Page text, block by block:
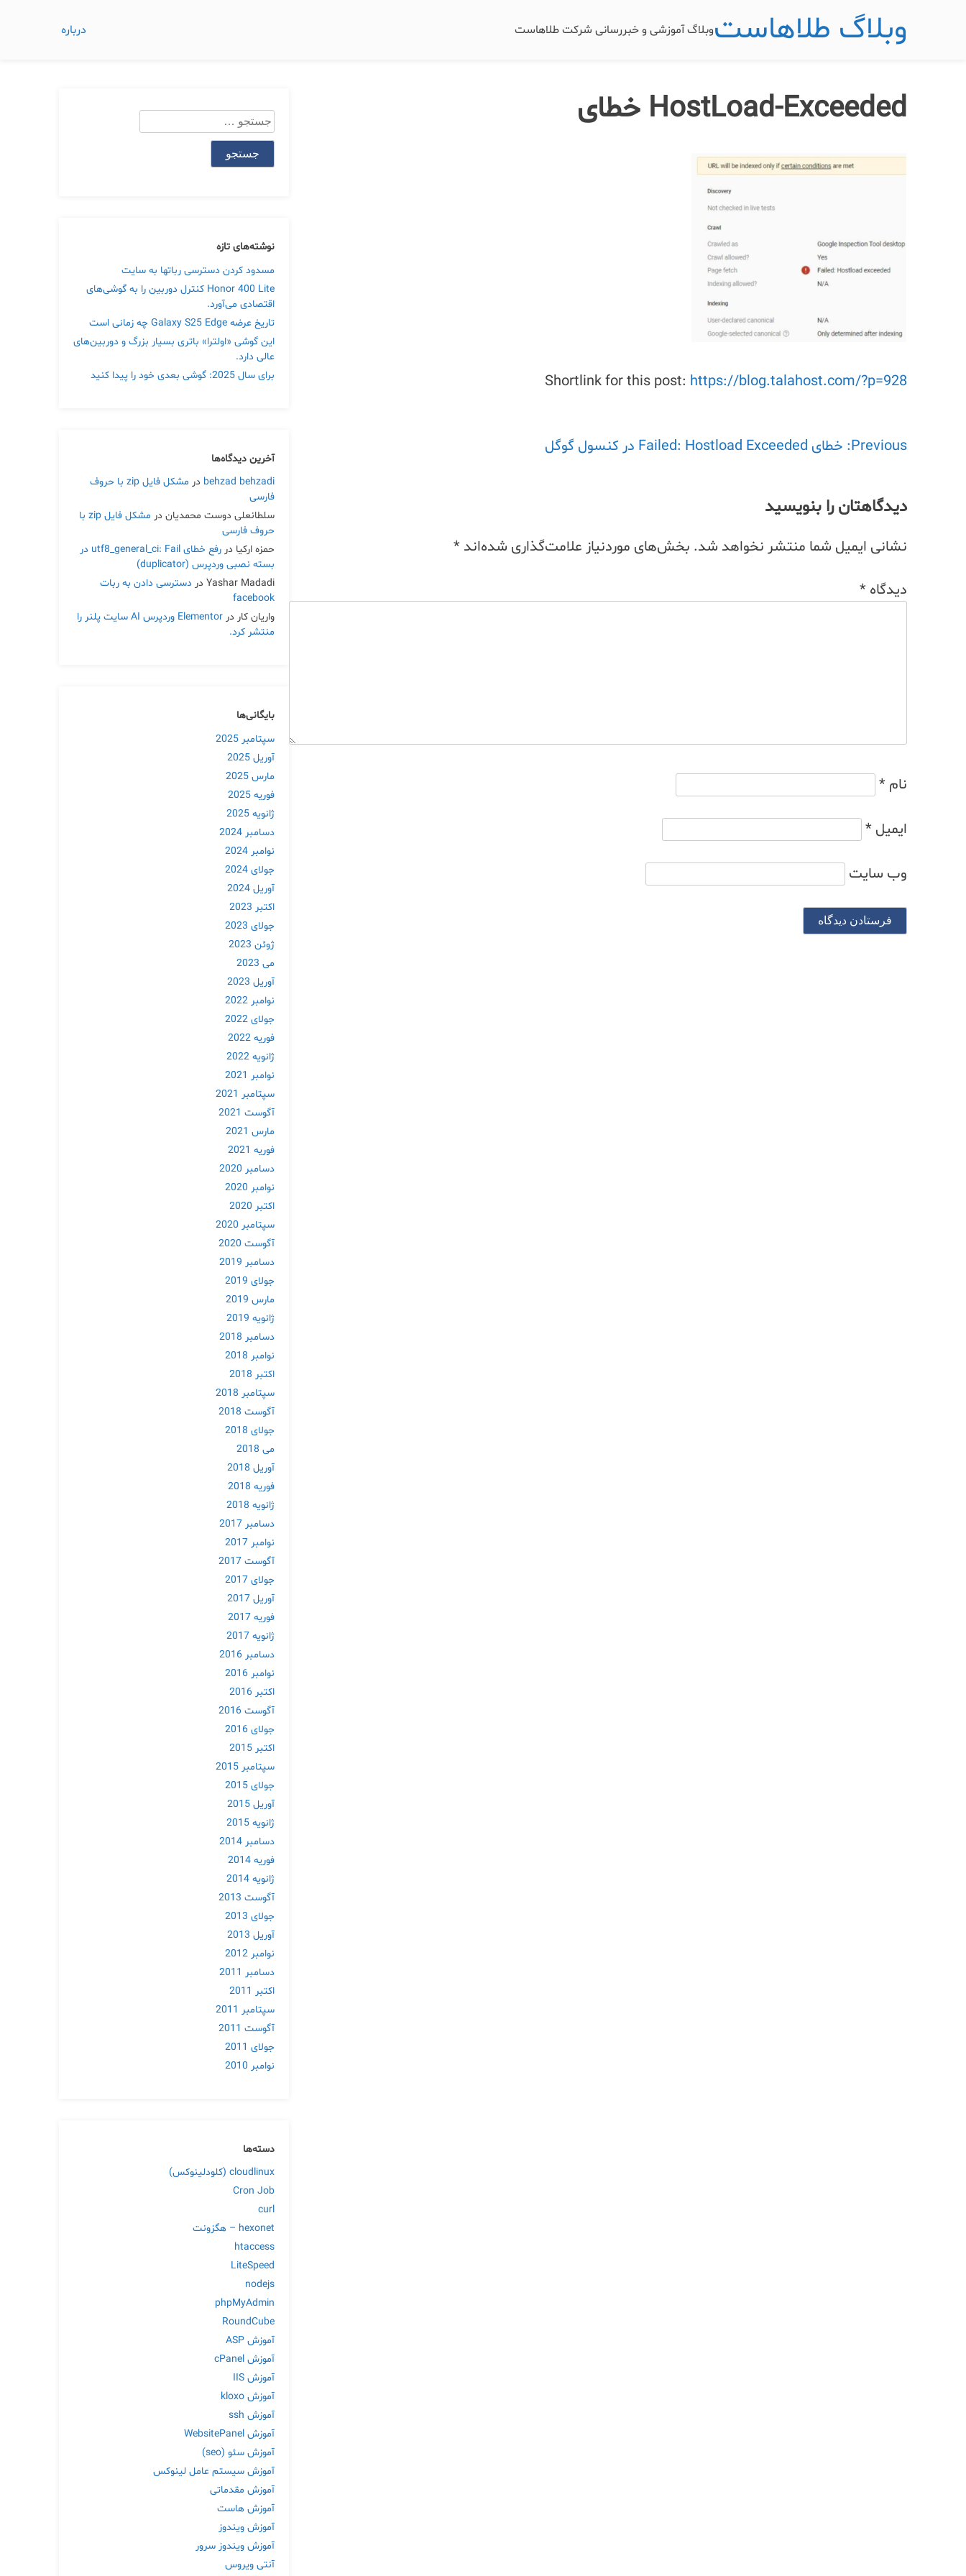
وبلاگ طلاهاستوبلاگ آموزشی و خبررسانی شرکت طلاهاست درباره
HostLoad-Exceeded خطای
Shortlink for this post: https://blog.talahost.com/?p=928
راهبری
Previous: خطای Failed: Hostload Exceeded در کنسول گوگل
دیدگاهتان را بنویسید
نشانی ایمیل شما منتشر نخواهد شد. بخش‌های موردنیاز علامت‌گذاری شده‌اند *
دیدگاه *
نام *
ایمیل *
وب‌ سایت
جستجو
برای:
نوشته‌های تازه
مسدود کردن دسترسی رباتها به سایت
Honor 400 Lite کنترل دوربین را به گوشی‌های
اقتصادی می‌آورد.
تاریخ عرضه Galaxy S25 Edge چه زمانی است
این گوشی «اولترا» باتری بسیار بزرگ و دوربین‌های
عالی دارد.
برای سال 2025: گوشی بعدی خود را پیدا کنید
آخرین دیدگاه‌ها
behzad behzadi در
مشکل فایل zip با حروف
فارسی
سلطانعلی دوست محمدیان در
مشکل فایل zip با
حروف فارسی
حمزه ارکیا در
رفع خطای utf8_general_ci: Fail در
بسته نصبی وردپرس (duplicator)
Yashar Madadi در دسترسی دادن به ربات
facebook
واریان کار در
Elementor وردپرس AI سایت پلنر را
منتشر کرد.
بایگانی‌ها
سپتامبر 2025
آوریل 2025
مارس 2025
فوریه 2025
ژانویه 2025
دسامبر 2024
نوامبر 2024
جولای 2024
آوریل 2024
اکتبر 2023
جولای 2023
ژوئن 2023
می 2023
آوریل 2023
نوامبر 2022
جولای 2022
فوریه 2022
ژانویه 2022
نوامبر 2021
سپتامبر 2021
آگوست 2021
مارس 2021
فوریه 2021
دسامبر 2020
نوامبر 2020
اکتبر 2020
سپتامبر 2020
آگوست 2020
دسامبر 2019
جولای 2019
مارس 2019
ژانویه 2019
دسامبر 2018
نوامبر 2018
اکتبر 2018
سپتامبر 2018
آگوست 2018
جولای 2018
می 2018
آوریل 2018
فوریه 2018
ژانویه 2018
دسامبر 2017
نوامبر 2017
آگوست 2017
جولای 2017
آوریل 2017
فوریه 2017
ژانویه 2017
دسامبر 2016
نوامبر 2016
اکتبر 2016
آگوست 2016
جولای 2016
اکتبر 2015
سپتامبر 2015
جولای 2015
آوریل 2015
ژانویه 2015
دسامبر 2014
فوریه 2014
ژانویه 2014
آگوست 2013
جولای 2013
آوریل 2013
نوامبر 2012
دسامبر 2011
اکتبر 2011
سپتامبر 2011
آگوست 2011
جولای 2011
نوامبر 2010
دسته‌ها
cloudlinux (کلودلینوکس)
Cron Job
curl
hexonet – هگزونت
htaccess
LiteSpeed
nodejs
phpMyAdmin
RoundCube
آموزش ASP
آموزش cPanel
آموزش IIS
آموزش kloxo
آموزش ssh
آموزش WebsitePanel
آموزش سئو (seo)
آموزش سیستم عامل لینوکس
آموزش مقدماتی
آموزش هاست
آموزش ویندوز
آموزش ویندوز سرور
آنتی ویروس